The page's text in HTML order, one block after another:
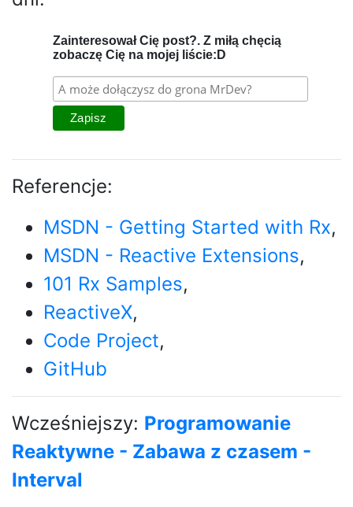
Zainteresował Cię post?. Z miłą chęcią
zobaczę Cię na mojej liście:D
Referencje:
MSDN - Getting Started with Rx,
MSDN - Reactive Extensions,
101 Rx Samples,
ReactiveX,
Code Project,
GitHub
Wcześniejszy: Programowanie
Reaktywne - Zabawa z czasem -
Interval